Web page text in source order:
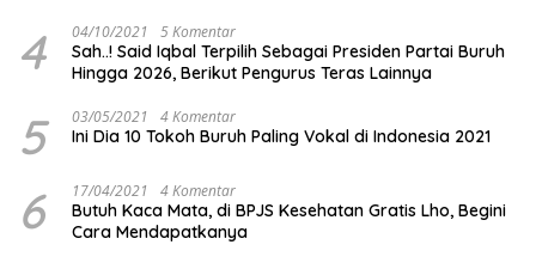
4 04/10/2021 5 Komentar
Sah..! Said Iqbal Terpilih Sebagai Presiden Partai Buruh
Hingga 2026, Berikut Pengurus Teras Lainnya
5 03/05/2021 4 Komentar
Ini Dia 10 Tokoh Buruh Paling Vokal di Indonesia 2021
6 17/04/2021 4 Komentar
Butuh Kaca Mata, di BPJS Kesehatan Gratis Lho, Begini
Cara Mendapatkanya